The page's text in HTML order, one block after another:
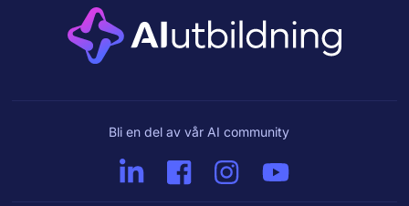
Bli en del av vår AI community